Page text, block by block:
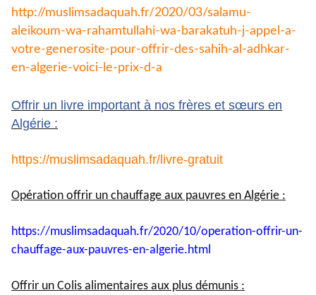
http://muslimsadaquah.fr/2020/03/salamu-
aleikoum-wa-rahamtullahi-wa-barakatuh-j-appel-a-
votre-generosite-pour-offrir-des-sahih-al-adhkar-
en-algerie-voici-le-prix-d-a
Offrir un livre important à nos frères et sœurs en
Algérie :
https://muslimsadaquah.fr/ livre-gratuit
Opération offrir un chauffage aux pauvres en Algérie :
https://muslimsadaquah.fr/2020/10/operation-offrir-un-
chauffage-aux-pauvres-en-algerie.html
Offrir un Colis alimentaires aux plus démunis :